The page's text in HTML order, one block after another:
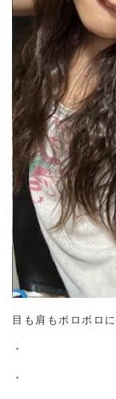
目も肩もボロボロ
・
・